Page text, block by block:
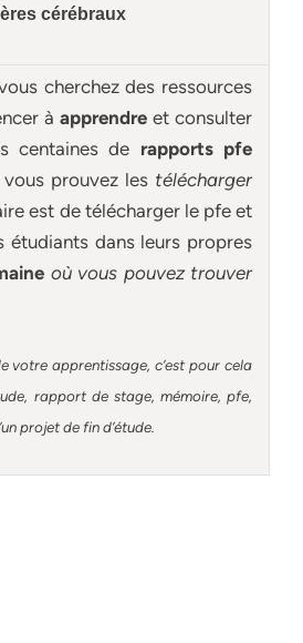
cérébraux
cherchez des ressources
àapprendre et consulter
centaines de rapports pfe
vous prouvez les télécharger
est de télécharger le pfe et
dans leurs propres
où vous pouvez trouver
votre apprentissage, c’est pour cela
rapport de stage, mémoire, pfe,
projet de fin d’étude